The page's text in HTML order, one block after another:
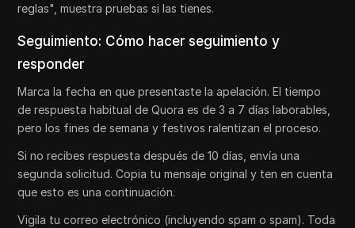
reglas", muestra pruebas si las tienes.
Seguimiento: Cómo hacer seguimiento y
responder
Marca la fecha en que presentaste la apelación. El tiempo
de respuesta habitual de Quora es de 3 a 7 días laborables,
pero los fines de semana y festivos ralentizan el proceso.
Si no recibes respuesta después de 10 días, envía una
segunda solicitud. Copia tu mensaje original y ten en cuenta
que esto es una continuación.
Vigila tu correo electrónico (incluyendo spam o spam). Toda